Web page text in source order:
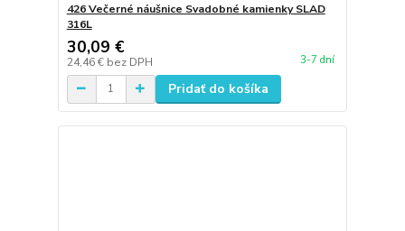
426 Večerné náušnice Svadobné kamienky SLAD
316L
30,09 €
24,46 € bez DPH 3-7 dní
Pridať do košíka